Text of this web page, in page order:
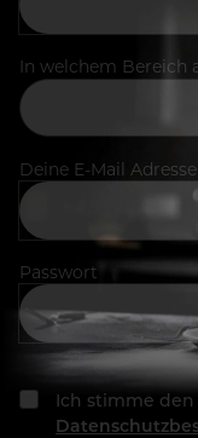
In welchem Bereich
Deine E-Mail Adresse
Passwort
Ich stimme den